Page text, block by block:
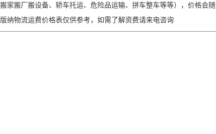
家搬厂搬设备、轿车托运、危险品运输、拼车整车等等），价格会随
纳物流运费价格表仅供参考，如需了解资费请来电咨询